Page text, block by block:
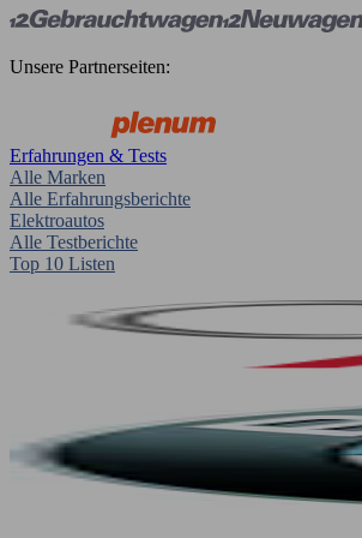
Unsere Partnerseiten:
Erfahrungen & Tests
Alle Marken
Alle Erfahrungsberichte
Elektroautos
Alle Testberichte
Top 10 Listen